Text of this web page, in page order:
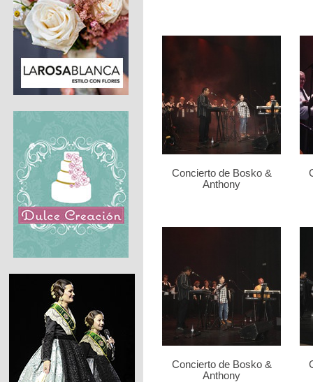
Concierto de Bosko &
Anthony
Concierto de Bosko &
Anthony